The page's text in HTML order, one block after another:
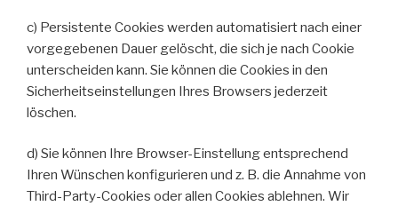
c) Persistente Cookies werden automatisiert nach einer
vorgegebenen Dauer gelöscht, die sich je nach Cookie
unterscheiden kann. Sie können die Cookies in den
Sicherheitseinstellungen Ihres Browsers jederzeit
löschen.
d) Sie können Ihre Browser-Einstellung entsprechend
Ihren Wünschen konfigurieren und z. B. die Annahme von
Third-Party-Cookies oder allen Cookies ablehnen. Wir